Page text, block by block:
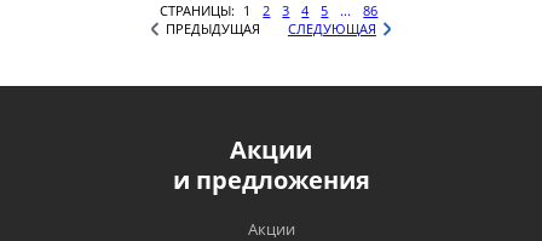
СТРАНИЦЫ: 1 2 3 4 5 ...
86
ПРЕДЫДУЩАЯ
СЛЕДУЮЩАЯ
Акции
и предложения
Акции